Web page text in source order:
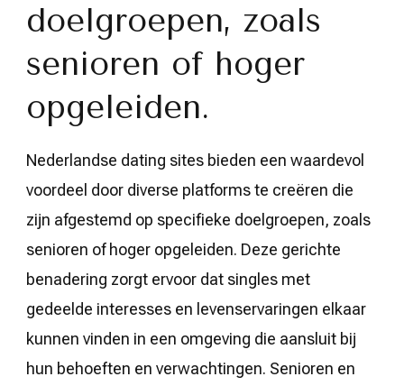
doelgroepen, zoals
senioren of hoger
opgeleiden.
Nederlandse dating sites bieden een waardevol
voordeel door diverse platforms te creëren die
zijn afgestemd op specifieke doelgroepen, zoals
senioren of hoger opgeleiden. Deze gerichte
benadering zorgt ervoor dat singles met
gedeelde interesses en levenservaringen elkaar
kunnen vinden in een omgeving die aansluit bij
hun behoeften en verwachtingen. Senioren en